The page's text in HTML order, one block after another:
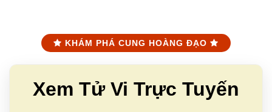
KHÁM PHÁ CUNG HOÀNG ĐẠO